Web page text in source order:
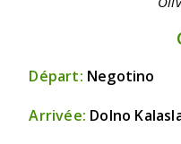
Départ: Negotino
Arrivée: Dolno